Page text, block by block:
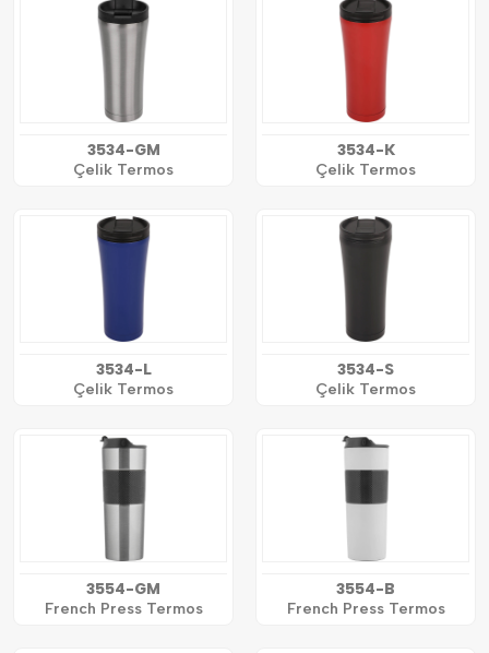
3534-GM
Çelik Termos
3534-K
Çelik Termos
3534-L
Çelik Termos
3534-S
Çelik Termos
3554-GM
French Press Termos
3554-B
French Press Termos